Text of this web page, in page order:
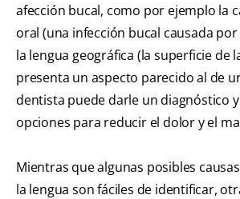
afección bucal, como por ejemplo la
oral (una infección bucal causada
la lengua geográfica (la superficie de
presenta un aspecto parecido al de
dentista puede darle un diagnóstico
opciones para reducir el dolor y el
Mientras que algunas posibles
la lengua son fáciles de identificar,